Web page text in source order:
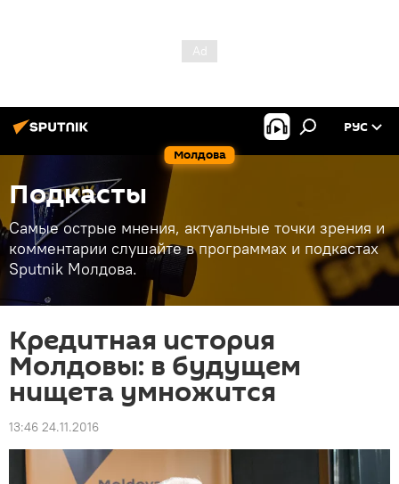
Молдова
РУС
Подкасты
Самые острые мнения, актуальные точки зрения и
комментарии слушайте в программах и подкастах
Sputnik Молдова.
Кредитная история
Молдовы: в будущем
нищета умножится
13:46 24.11.2016